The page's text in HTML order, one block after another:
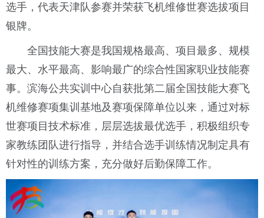
选手，代表天津队参赛并荣获飞机维修世赛选拔项目
银牌。
全国技能大赛是我国规格最高、项目最多、规模
最大、水平最高、影响最广的综合性国家职业技能赛
事。滨海公共实训中心自获批第二届全国技能大赛飞
机维修赛项集训基地及赛项保障单位以来，通过对标
世赛项目技术标准，层层选拔最优选手，积极组织专
家教练团队进行指导，并结合选手训练情况制定具有
针对性的训练方案，充分做好后勤保障工作。